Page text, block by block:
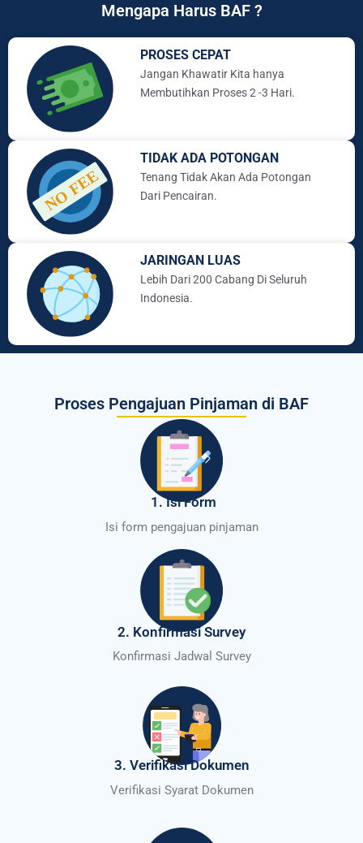
Mengapa Harus BAF ?
PROSES CEPAT
Jangan Khawatir Kita hanya
Membutihkan Proses 2 -3 Hari.
TIDAK ADA POTONGAN
Tenang Tidak Akan Ada Potongan
Dari Pencairan.
JARINGAN LUAS
Lebih Dari 200 Cabang Di Seluruh
Indonesia.
Proses Pengajuan Pinjaman di BAF
1. Isi Form
Isi form pengajuan pinjaman
2. Konfirmasi Survey
Konfirmasi Jadwal Survey
3. Verifikasi Dokumen
Verifikasi Syarat Dokumen